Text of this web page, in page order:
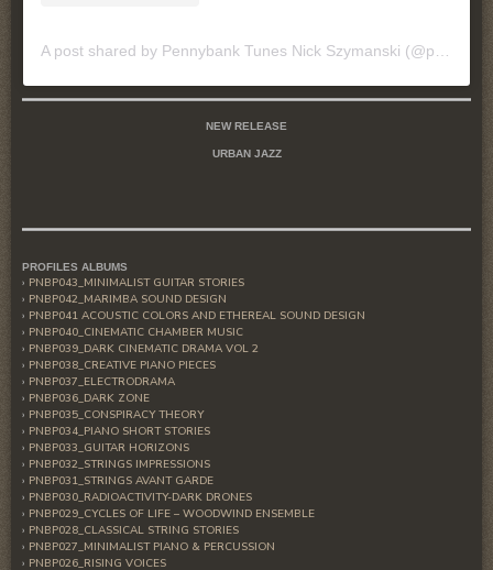
NEW RELEASE
URBAN JAZZ
PROFILES ALBUMS
PNBP043_MINIMALIST GUITAR STORIES
PNBP042_MARIMBA SOUND DESIGN
PNBP041 ACOUSTIC COLORS AND ETHEREAL SOUND DESIGN
PNBP040_CINEMATIC CHAMBER MUSIC
PNBP039_DARK CINEMATIC DRAMA VOL 2
PNBP038_CREATIVE PIANO PIECES
PNBP037_ELECTRODRAMA
PNBP036_DARK ZONE
PNBP035_CONSPIRACY THEORY
PNBP034_PIANO SHORT STORIES
PNBP033_GUITAR HORIZONS
PNBP032_STRINGS IMPRESSIONS
PNBP031_STRINGS AVANT GARDE
PNBP030_RADIOACTIVITY-DARK DRONES
PNBP029_CYCLES OF LIFE – WOODWIND ENSEMBLE
PNBP028_CLASSICAL STRING STORIES
PNBP027_MINIMALIST PIANO & PERCUSSION
PNBP026_RISING VOICES